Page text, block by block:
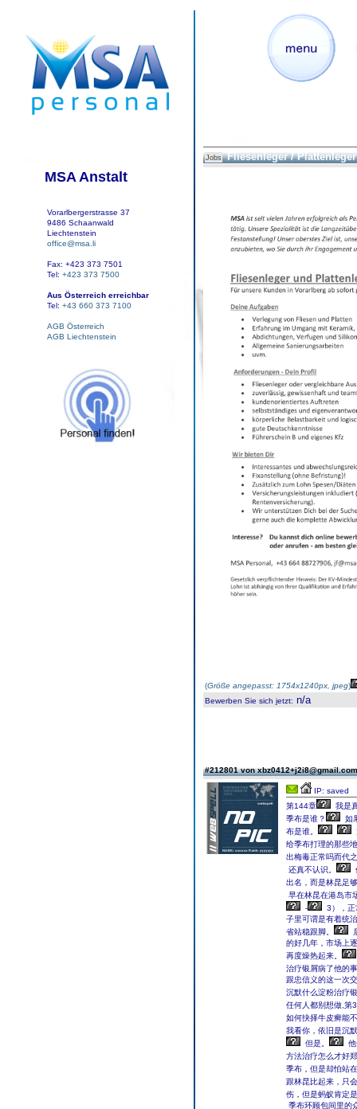
MSA Anstalt
Vorarlbergerstrasse 37
9486 Schaanwald
Liechtenstein
office@msa.li
Fax: +423 373 7501
Tel: +423 373 7500
Aus Österreich erreichbar
Tel: +43 660 373 7100
AGB Österreich
AGB Liechtenstein
Jobs Fliesenleger / Plattenleger
(Größe angepasst: 1754x1240px, jpeg)
Bewerben Sie sich jetzt: n/a
#212801 von
IP: saved
第144章
我是
季布是谁？
如
布是谁。
给季布打理的那些
出梅毒正常吗而代
还真不认识。
出名，而是林昆足
早在林昆在港岛市
-
3），正
子里可谓是有着统
省站稳跟脚。
的好几年，市场上
再度燥热起来。
治疗银屑病了他的
跟忠信义的这一次
沉默什么淀粉治疗
任何人都别想做,第
如何抉择牛皮癣能
我看你，依旧是沉
但是。
方法治疗怎么才好
季布，但是却怕站
跟林昆比起来，只
伤，但是蚂蚁肯定
季布环顾包间里的